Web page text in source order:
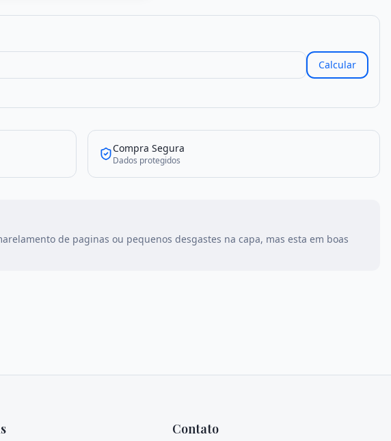
Calcular
Compra Segura
Dados protegidos
de paginas ou pequenos desgastes na capa, mas esta em boas
Contato